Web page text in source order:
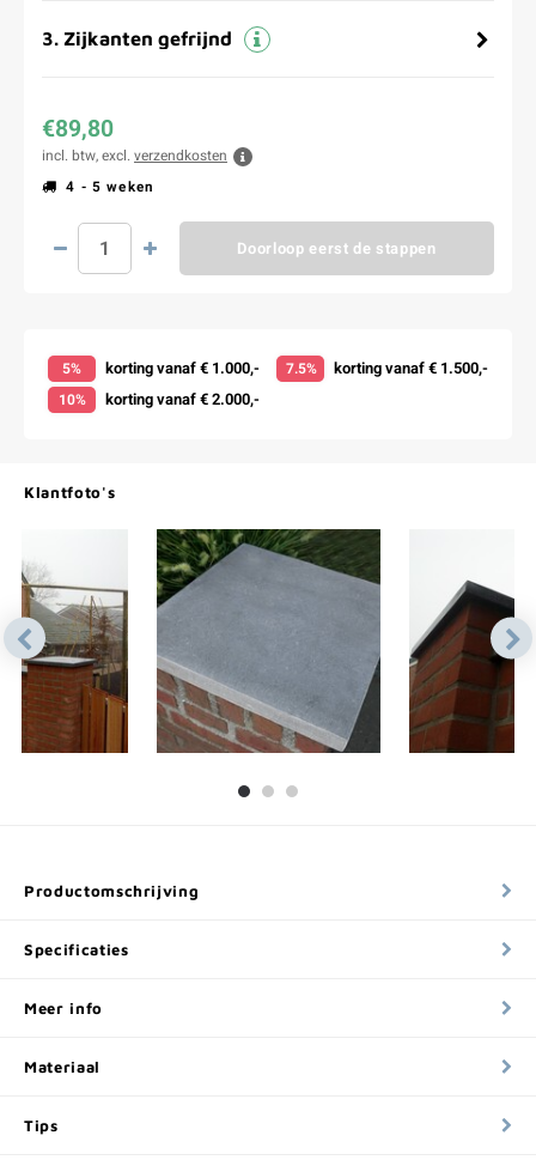
3. Zijkanten gefrijnd
€89,80
incl. btw, excl. verzendkosten
4 - 5 weken
Doorloop eerst de stappen
5% korting vanaf € 1.000,- 7.5% korting vanaf € 1.500,-
10% korting vanaf € 2.000,-
Klantfoto's
Productomschrijving
Specificaties
Meer info
Materiaal
Tips